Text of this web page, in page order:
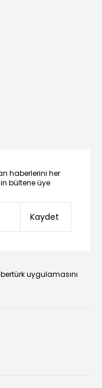
haberlerini her
bültene üye
Kaydet
uygulamasını